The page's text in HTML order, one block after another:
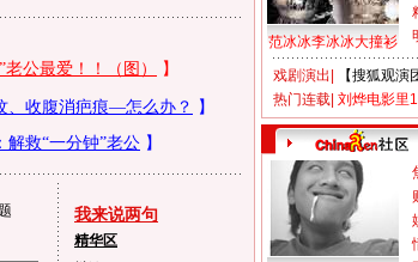
我来说两句
精华区
范冰冰李冰冰大撞衫
戏剧演出
【搜狐观
热门连载 刘烨电影里